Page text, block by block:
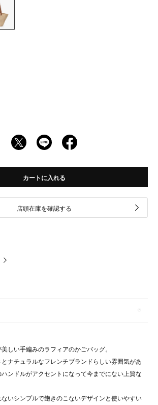
カートに入れる
店頭在庫を確認する
しい手編みのラフィアのかごバッグ。
ナチュラルなフレンチブランドらしい雰囲気があ
ンドルがアクセントになって今までにない上質な
ないシンプルで飽きのこないデザインと使いやすい